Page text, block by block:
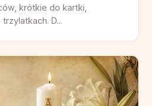
krótkie do kartki,
D...